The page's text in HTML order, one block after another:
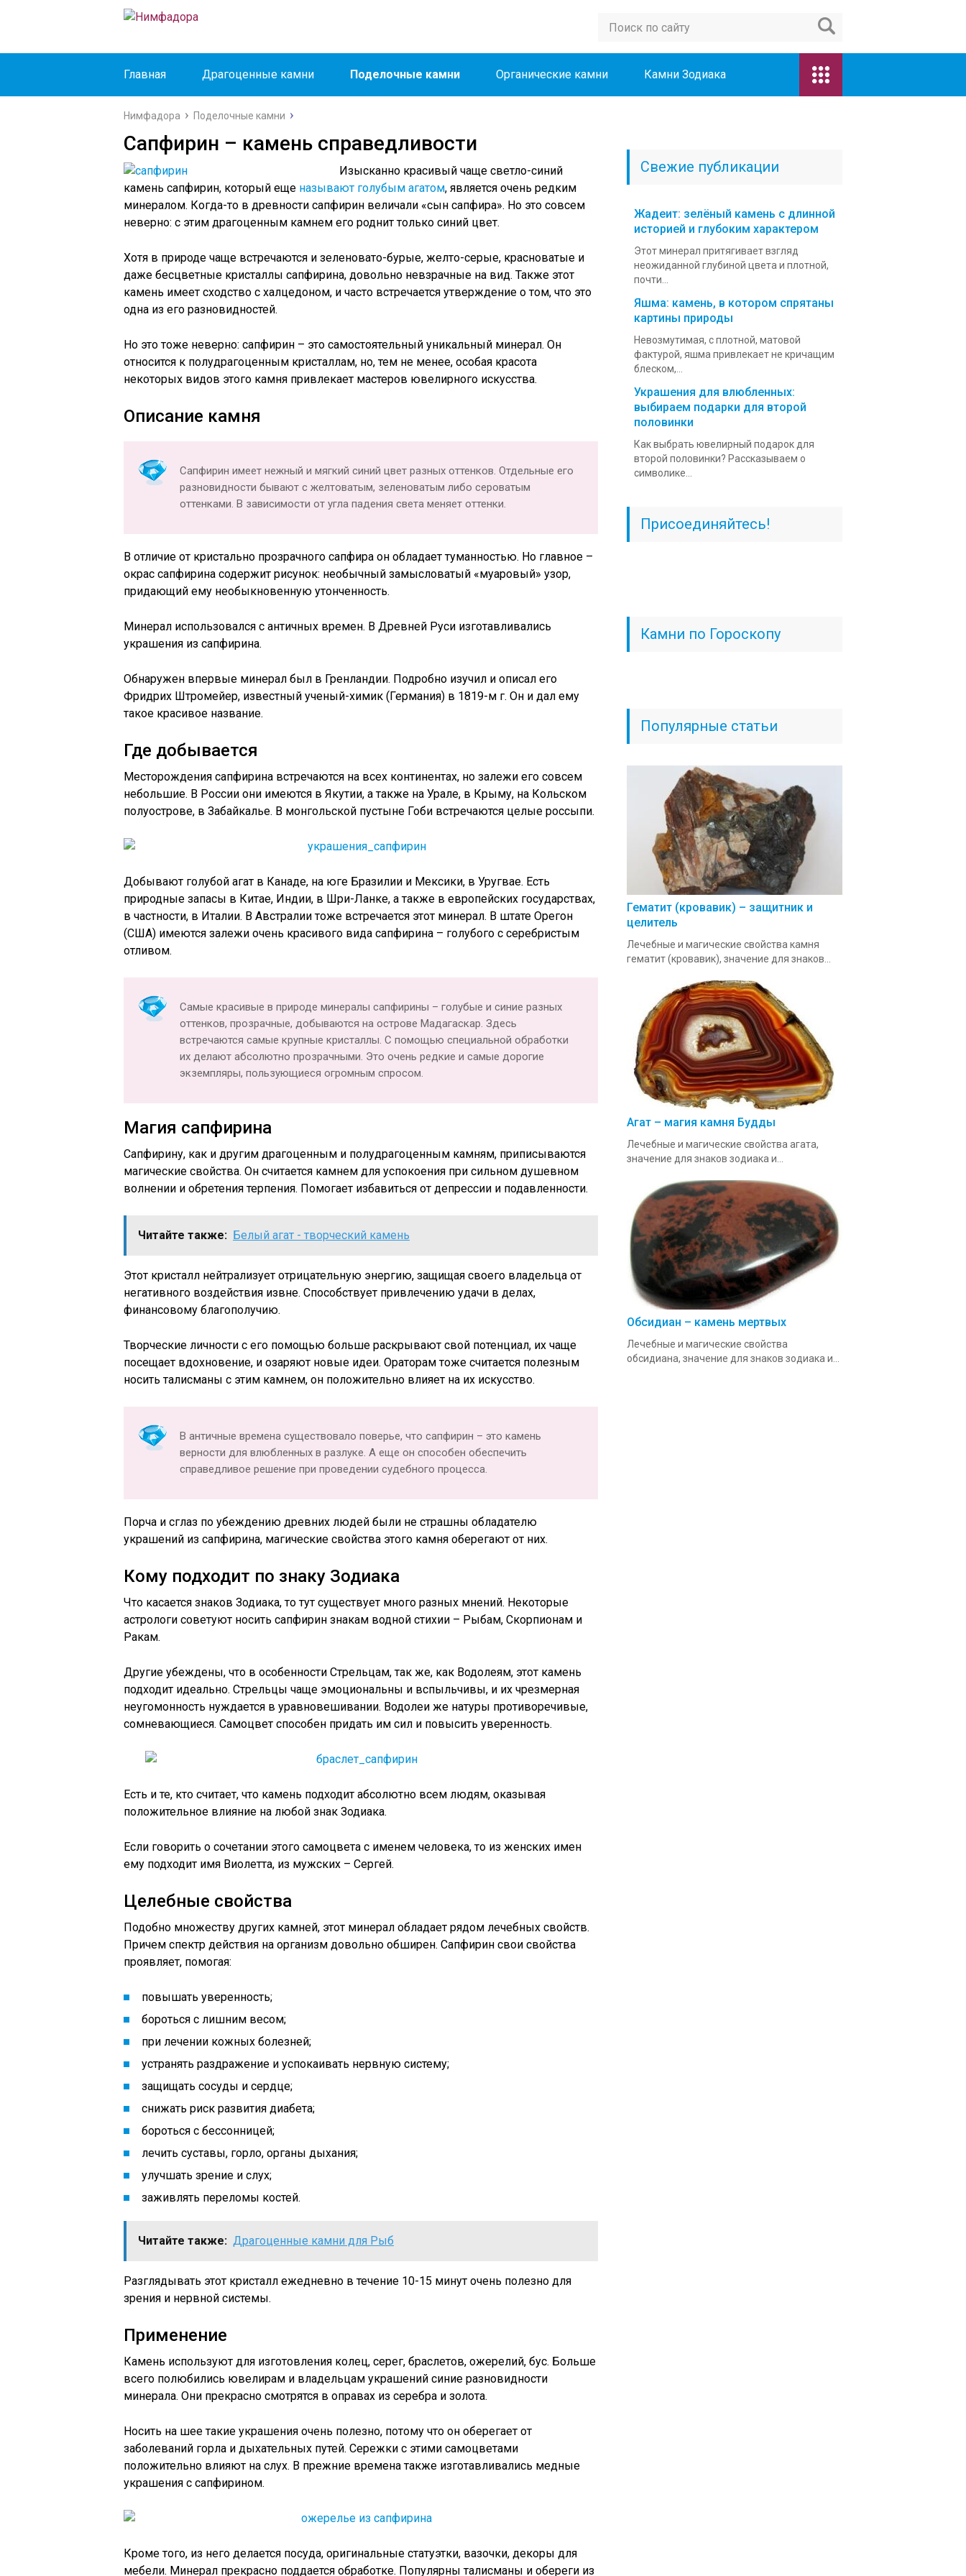
Главная Драгоценные камни Поделочные камни Органические камни Камни Зодиака
Нимфадора Поделочные камни
Сапфирин – камень справедливости
Изысканно красивый чаще светло-синий
камень сапфирин, который еще называют голубым агатом, является очень редким
минералом. Когда-то в древности сапфирин величали «сын сапфира». Но это совсем
неверно: с этим драгоценным камнем его роднит только синий цвет.
Хотя в природе чаще встречаются и зеленовато-бурые, желто-серые, красноватые и
даже бесцветные кристаллы сапфирина, довольно невзрачные на вид. Также этот
камень имеет сходство с халцедоном, и часто встречается утверждение о том, что это
одна из его разновидностей.
Но это тоже неверно: сапфирин – это самостоятельный уникальный минерал. Он
относится к полудрагоценным кристаллам, но, тем не менее, особая красота
некоторых видов этого камня привлекает мастеров ювелирного искусства.
Описание камня
Сапфирин имеет нежный и мягкий синий цвет разных оттенков. Отдельные его
разновидности бывают с желтоватым, зеленоватым либо сероватым
оттенками. В зависимости от угла падения света меняет оттенки.
В отличие от кристально прозрачного сапфира он обладает туманностью. Но главное –
окрас сапфирина содержит рисунок: необычный замысловатый «муаровый» узор,
придающий ему необыкновенную утонченность.
Минерал использовался с античных времен. В Древней Руси изготавливались
украшения из сапфирина.
Обнаружен впервые минерал был в Гренландии. Подробно изучил и описал его
Фридрих Штромейер, известный ученый-химик (Германия) в 1819-м г. Он и дал ему
такое красивое название.
Где добывается
Месторождения сапфирина встречаются на всех континентах, но залежи его совсем
небольшие. В России они имеются в Якутии, а также на Урале, в Крыму, на Кольском
полуострове, в Забайкалье. В монгольской пустыне Гоби встречаются целые россыпи.
Добывают голубой агат в Канаде, на юге Бразилии и Мексики, в Уругвае. Есть
природные запасы в Китае, Индии, в Шри-Ланке, а также в европейских государствах,
в частности, в Италии. В Австралии тоже встречается этот минерал. В штате Орегон
(США) имеются залежи очень красивого вида сапфирина – голубого с серебристым
отливом.
Самые красивые в природе минералы сапфирины – голубые и синие разных
оттенков, прозрачные, добываются на острове Мадагаскар. Здесь
встречаются самые крупные кристаллы. С помощью специальной обработки
их делают абсолютно прозрачными. Это очень редкие и самые дорогие
экземпляры, пользующиеся огромным спросом.
Магия сапфирина
Сапфирину, как и другим драгоценным и полудрагоценным камням, приписываются
магические свойства. Он считается камнем для успокоения при сильном душевном
волнении и обретения терпения. Помогает избавиться от депрессии и подавленности.
Читайте также: Белый агат - творческий камень
Этот кристалл нейтрализует отрицательную энергию, защищая своего владельца от
негативного воздействия извне. Способствует привлечению удачи в делах,
финансовому благополучию.
Творческие личности с его помощью больше раскрывают свой потенциал, их чаще
посещает вдохновение, и озаряют новые идеи. Ораторам тоже считается полезным
носить талисманы с этим камнем, он положительно влияет на их искусство.
В античные времена существовало поверье, что сапфирин – это камень
верности для влюбленных в разлуке. А еще он способен обеспечить
справедливое решение при проведении судебного процесса.
Порча и сглаз по убеждению древних людей были не страшны обладателю
украшений из сапфирина, магические свойства этого камня оберегают от них.
Кому подходит по знаку Зодиака
Что касается знаков Зодиака, то тут существует много разных мнений. Некоторые
астрологи советуют носить сапфирин знакам водной стихии – Рыбам, Скорпионам и
Ракам.
Другие убеждены, что в особенности Стрельцам, так же, как Водолеям, этот камень
подходит идеально. Стрельцы чаще эмоциональны и вспыльчивы, и их чрезмерная
неугомонность нуждается в уравновешивании. Водолеи же натуры противоречивые,
сомневающиеся. Самоцвет способен придать им сил и повысить уверенность.
Есть и те, кто считает, что камень подходит абсолютно всем людям, оказывая
положительное влияние на любой знак Зодиака.
Если говорить о сочетании этого самоцвета с именем человека, то из женских имен
ему подходит имя Виолетта, из мужских – Сергей.
Целебные свойства
Подобно множеству других камней, этот минерал обладает рядом лечебных свойств.
Причем спектр действия на организм довольно обширен. Сапфирин свои свойства
проявляет, помогая:
повышать уверенность;
бороться с лишним весом;
при лечении кожных болезней;
устранять раздражение и успокаивать нервную систему;
защищать сосуды и сердце;
снижать риск развития диабета;
бороться с бессонницей;
лечить суставы, горло, органы дыхания;
улучшать зрение и слух;
заживлять переломы костей.
Читайте также: Драгоценные камни для Рыб
Разглядывать этот кристалл ежедневно в течение 10-15 минут очень полезно для
зрения и нервной системы.
Применение
Камень используют для изготовления колец, серег, браслетов, ожерелий, бус. Больше
всего полюбились ювелирам и владельцам украшений синие разновидности
минерала. Они прекрасно смотрятся в оправах из серебра и золота.
Носить на шее такие украшения очень полезно, потому что он оберегает от
заболеваний горла и дыхательных путей. Сережки с этими самоцветами
положительно влияют на слух. В прежние времена также изготавливались медные
украшения с сапфирином.
Кроме того, из него делается посуда, оригинальные статуэтки, вазочки, декоры для
мебели. Минерал прекрасно поддается обработке. Популярны талисманы и обереги из
Свежие публикации
Жадеит: зелёный камень с длинной
историей и глубоким характером
Этот минерал притягивает взгляд
неожиданной глубиной цвета и плотной,
почти...
Яшма: камень, в котором спрятаны
картины природы
Невозмутимая, с плотной, матовой
фактурой, яшма привлекает не кричащим
блеском,...
Украшения для влюбленных:
выбираем подарки для второй
половинки
Как выбрать ювелирный подарок для
второй половинки? Рассказываем о
символике...
Присоединяйтесь!
Камни по Гороскопу
Популярные статьи
Гематит (кровавик) – защитник и
целитель
Лечебные и магические свойства камня
гематит (кровавик), значение для знаков...
Агат – магия камня Будды
Лечебные и магические свойства агата,
значение для знаков зодиака и...
Обсидиан – камень мертвых
Лечебные и магические свойства
обсидиана, значение для знаков зодиака и...